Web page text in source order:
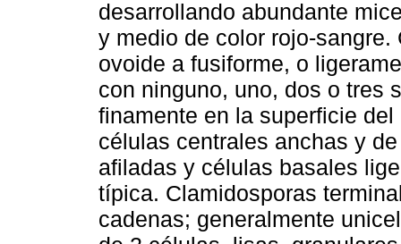
desarrollando abundante
y medio de color rojo-
ovoide a fusiforme, o
con ninguno, uno, dos o tres
finamente en la superficie
células centrales anchas y
afiladas y células basales
típica. Clamidosporas
cadenas; generalmente